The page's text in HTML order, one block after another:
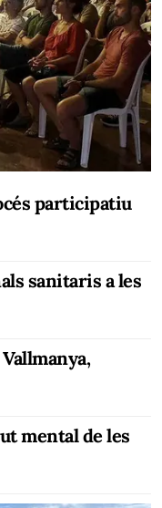
participatiu
sanitaris a les
mental de les